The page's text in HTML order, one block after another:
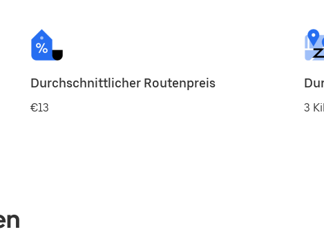
Durchschnittlicher Routenpreis
€13 3